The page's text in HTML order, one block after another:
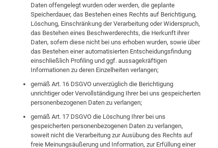
Daten offengelegt wurden oder werden, die geplante
Speicherdauer, das Bestehen eines Rechts auf Berichtigung,
Löschung, Einschränkung der Verarbeitung oder Widerspruch,
das Bestehen eines Beschwerderechts, die Herkunft ihrer
Daten, sofern diese nicht bei uns erhoben wurden, sowie über
das Bestehen einer automatisierten Entscheidungsfindung
einschließlich Profiling und ggf. aussagekräftigen
Informationen zu deren Einzelheiten verlangen;
gemäß Art. 16 DSGVO unverzüglich die Berichtigung
unrichtiger oder Vervollständigung Ihrer bei uns gespeicherten
personenbezogenen Daten zu verlangen;
gemäß Art. 17 DSGVO die Löschung Ihrer bei uns
gespeicherten personenbezogenen Daten zu verlangen,
soweit nicht die Verarbeitung zur Ausübung des Rechts auf
freie Meinungsäußerung und Information, zur Erfüllung einer